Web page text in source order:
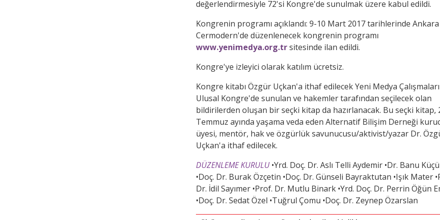
değerlendirmesiyle 72'si Kongre'de sunulmak üzere kabul edildi.
Kongrenin programı açıklandı: 9-10 Mart 2017 tarihlerinde Ankara
Cermodern'de düzenlenecek kongrenin programı
www.yenimedya.org.trsitesinde ilan edildi.
Kongre'ye izleyici olarak katılım ücretsiz.
Kongre kitabı Özgür Uçkan'a ithaf edilecek Yeni Medya
Ulusal Kongre'de sunulan ve hakemler tarafından seçilecek olan
bildirilerden oluşan bir seçki kitap da hazırlanacak. Bu seçki kitap,
Temmuz ayında yaşama veda eden Alternatif Bilişim Derneği
üyesi, mentör, hak ve özgürlük savunucusu/aktivist/yazar Dr.
Uçkan'a ithaf edilecek.
DÜZENLEME KURULU •Yrd. Doç. Dr. Aslı Telli Aydemir •Dr. Banu
•Doç. Dr. Burak Özçetin •Doç. Dr. Günseli Bayraktutan •Işık Mater
Dr. İdil Sayımer •Prof. Dr. Mutlu Binark •Yrd. Doç. Dr. Perrin Öğün
•Doç. Dr. Sedat Özel •Tuğrul Çomu •Doç. Dr. Zeynep Özarslan